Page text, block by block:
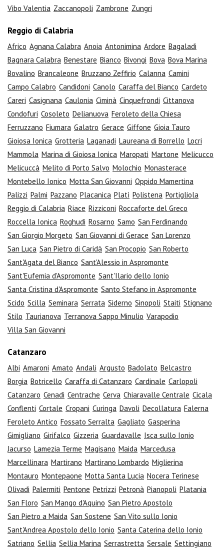
Vibo Valentia Zaccanopoli Zambrone Zungri
Reggio di Calabria
Africo Agnana Calabra Anoia Antonimina Ardore Bagaladi
Bagnara Calabra Benestare Bianco Bivongi Bova Bova Marina
Bovalino Brancaleone Bruzzano Zeffirio Calanna Camini
Campo Calabro Candidoni Canolo Caraffa del Bianco Cardeto
Careri Casignana Caulonia Ciminà Cinquefrondi Cittanova
Condofuri Cosoleto Delianuova Feroleto della Chiesa
Ferruzzano Fiumara Galatro Gerace Giffone Gioia Tauro
Gioiosa Ionica Grotteria Laganadi Laureana di Borrello Locri
Mammola Marina di Gioiosa Ionica Maropati Martone Melicucco
Melicuccà Melito di Porto Salvo Molochio Monasterace
Montebello Ionico Motta San Giovanni Oppido Mamertina
Palizzi Palmi Pazzano Placanica Platì Polistena Portigliola
Reggio di Calabria Riace Rizziconi Roccaforte del Greco
Roccella Ionica Roghudi Rosarno Samo San Ferdinando
San Giorgio Morgeto San Giovanni di Gerace San Lorenzo
San Luca San Pietro di Caridà San Procopio San Roberto
Sant'Agata del Bianco Sant'Alessio in Aspromonte
Sant'Eufemia d'Aspromonte Sant'Ilario dello Ionio
Santa Cristina d'Aspromonte Santo Stefano in Aspromonte
Scido Scilla Seminara Serrata Siderno Sinopoli Staiti Stignano
Stilo Taurianova Terranova Sappo Minulio Varapodio
Villa San Giovanni
Catanzaro
Albi Amaroni Amato Andali Argusto Badolato Belcastro
Borgia Botricello Caraffa di Catanzaro Cardinale Carlopoli
Catanzaro Cenadi Centrache Cerva Chiaravalle Centrale Cicala
Conflenti Cortale Cropani Curinga Davoli Decollatura Falerna
Feroleto Antico Fossato Serralta Gagliato Gasperina
Gimigliano Girifalco Gizzeria Guardavalle Isca sullo Ionio
Jacurso Lamezia Terme Magisano Maida Marcedusa
Marcellinara Martirano Martirano Lombardo Miglierina
Montauro Montepaone Motta Santa Lucia Nocera Terinese
Olivadi Palermiti Pentone Petrizzi Petronà Pianopoli Platania
San Floro San Mango d'Aquino San Pietro Apostolo
San Pietro a Maida San Sostene San Vito sullo Ionio
Sant'Andrea Apostolo dello Ionio Santa Caterina dello Ionio
Satriano Sellia Sellia Marina Serrastretta Sersale Settingiano